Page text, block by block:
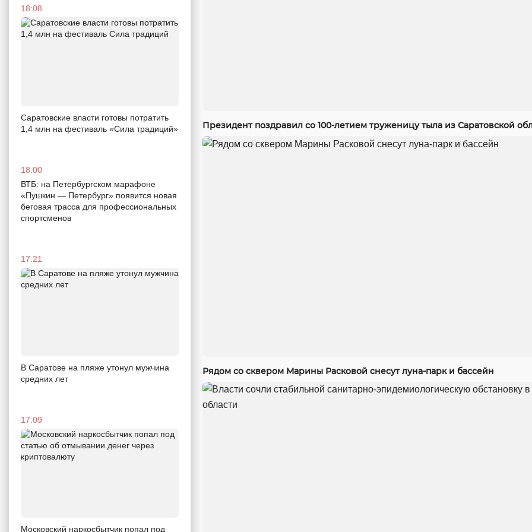
18:08
Саратовские власти готовы потратить
1,4 млн на фестиваль «Сила традиций»
18:00
ВТБ: на Петербургском марафоне
«Пушкин — Петербург» появится новая
беговая трасса для профессиональных
спортсменов
17:21
В Саратове на пляже утонул мужчина
средних лет
17:09
Московский наркосбытчик попал под
Президент поздравил со 100-летием труженицу тыла из Саратовской
Рядом со сквером Марины Расковой снесут луна-парк и бассейн